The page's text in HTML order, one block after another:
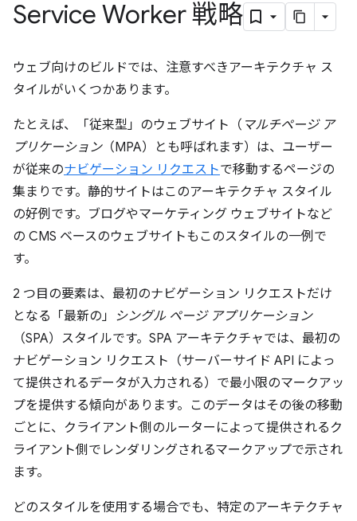
Service Worker 戦略
ウェブ向けのビルドでは、注意すべきアーキテクチャ ス
タイルがいくつかあります。
たとえば、「従来型」のウェブサイト（ マルチページ ア
プリケーション（MPA）とも呼ばれます）は、ユーザー
が従来のナビゲーション リクエストで移動するページの
集まりです。静的サイトはこのアーキテクチャ スタイル
の好例です。ブログやマーケティング ウェブサイトなど
の CMS ベースのウェブサイトもこのスタイルの一例で
す。
2 つ目の要素は、最初のナビゲーション リクエストだけ
となる「最新の」 シングル ページ アプリケーション
（SPA）スタイルです。SPA アーキテクチャでは、最初の
ナビゲーション リクエスト（サーバーサイド API によっ
て提供されるデータが入力される）で最小限のマークアッ
プを提供する傾向があります。このデータはその後の移動
ごとに、クライアント側のルーターによって提供されるク
ライアント側でレンダリングされるマークアップで示され
ます。
どのスタイルを使用する場合でも、特定のアーキテクチャ